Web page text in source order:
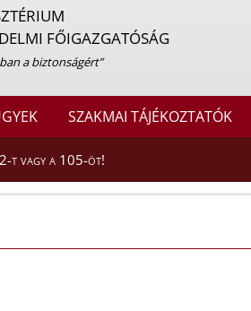
FŐIGAZGATÓSÁG
a biztonságért”
SZAKMAI TÁJÉKOZTATÓK
t vagy a 105-öt!